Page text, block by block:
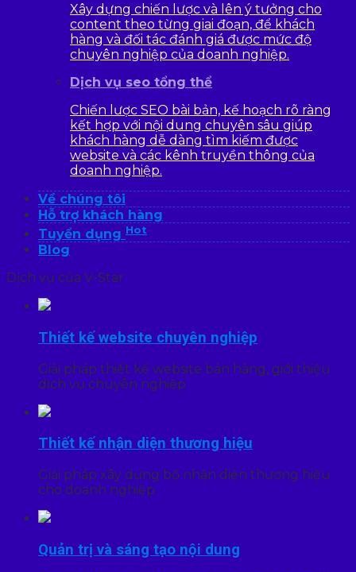
Xây dựng chiến lược và lên ý tưởng cho
content theo từng giai đoạn, để khách
hàng và đối tác đánh giá được mức độ
chuyên nghiệp của doanh nghiệp.
Dịch vụ seo tổng thể
Chiến lược SEO bài bản, kế hoạch rõ ràng
kết hợp với nội dung chuyên sâu giúp
khách hàng dễ dàng tìm kiếm được
website và các kênh truyền thông của
doanh nghiệp.
Về chúng tôi
Hỗ trợ khách hàng
Tuyển dụng Hot
Blog
Dịch vụ của V-Star
Thiết kế website chuyên nghiệp
Giải pháp thiết kế website bán hàng, giới thiệu
dịch vụ chuyên nghiệp
Thiết kế nhận diện thương hiệu
Giải pháp xây dựng bộ nhận diện thương hiệu
cho doanh nghiệp
Quản trị và sáng tạo nội dung